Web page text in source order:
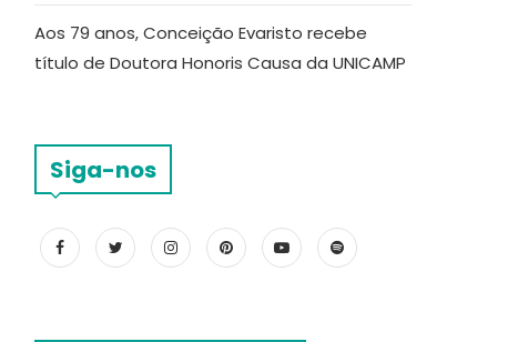
Aos 79 anos, Conceição Evaristo recebe
título de Doutora Honoris Causa da UNICAMP
Siga-nos